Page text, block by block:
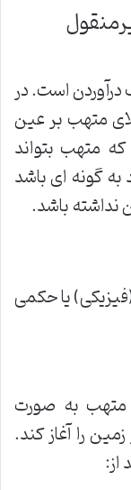
است. در
متهب بر عین
متهب بتواند
به گونه ای باشد
باشد.
یا حکمی
متهب به صورت
را آغاز کند.